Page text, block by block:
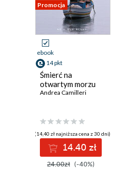
Promocja
ebook
14 pkt
Śmierć na
otwartym morzu
Andrea Camilleri
(14,40 zł najniższa cena z 30 dni)
14.40 zł
24.00zł (-40%)